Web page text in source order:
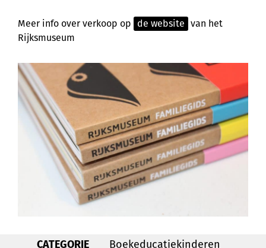
Meer info over verkoop op de website van het
Rijksmuseum
CATEGORIE Boekeducatiekinderen